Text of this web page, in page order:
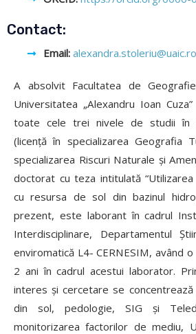
Contact:
Email: alexandra.stoleriu@uaic.ro
A absolvit Facultatea de
Universitatea „Alexandru Ioan
toate cele trei nivele de studii în
(licență în specializarea Geografia
specializarea Riscuri Naturale și
doctorat cu teza intitulată
cu resursa de sol din bazinul
prezent, este laborant în cadrul
Interdisciplinare, Departamentul
enviromatică L4- CERNESIM, având
2 ani în cadrul acestui laborator.
interes și cercetare se concentrează
din sol, pedologie, SIG și
monitorizarea factorilor de mediu,